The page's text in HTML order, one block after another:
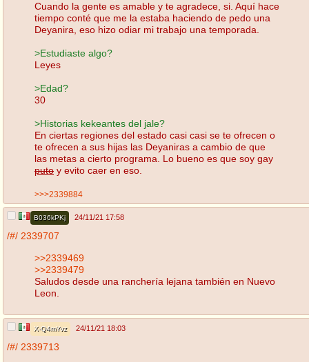
Cuando la gente es amable y te agradece, si. Aquí hace
tiempo conté que me la estaba haciendo de pedo una
Deyanira, eso hizo odiar mi trabajo una temporada.
>Estudiaste algo?
Leyes
>Edad?
30
>Historias kekeantes del jale?
En ciertas regiones del estado casi casi se te ofrecen o
te ofrecen a sus hijas las Deyaniras a cambio de que
las metas a cierto programa. Lo bueno es que soy gay
puto y evito caer en eso.
>>>2339884
B036kPKj 24/11/21 17:58
/#/ 2339707
>>2339469
>>2339479
Saludos desde una ranchería lejana también en Nuevo
Leon.
X-Q4mYvz 24/11/21 18:03
/#/ 2339713